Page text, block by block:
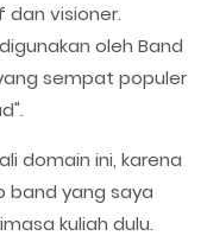
visioner.
oleh Band
sempat populer
domain ini, karena
band yang saya
kuliah dulu.